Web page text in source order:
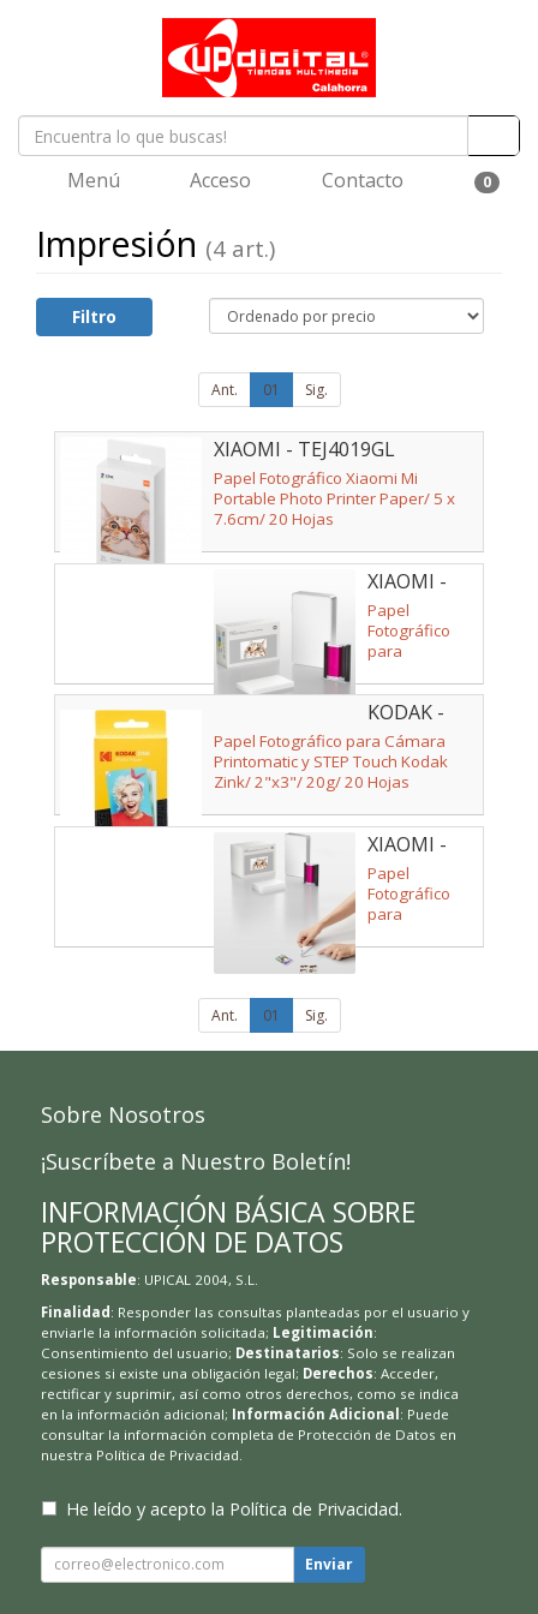
Menú Acceso Contacto 0
Impresión (4 art.)
Filtro
Ant. 01 Sig.
XIAOMI - TEJ4019GL
Papel Fotográfico Xiaomi Mi
Portable Photo Printer Paper/ 5 x
7.6cm/ 20 Hojas
XIAOMI -
BHR082NGL
Papel
Fotográfico
para
Xiaomi
Portable Dye-
Sublimation
Photo Paper/ 5
x 7.6cm/ 20
Hojas
KODAK -
RODO20
Papel Fotográfico para Cámara
Printomatic y STEP Touch Kodak
Zink/ 2"x3"/ 20g/ 20 Hojas
XIAOMI -
BHR082OGL
Papel
Fotográfico
para
Xiaomi
7.6cm/ 50
Ant. 01 Sig.
Sobre Nosotros
¡Suscríbete a Nuestro Boletín!
INFORMACIÓN BÁSICA SOBRE
PROTECCIÓN DE DATOS
Responsable: UPICAL 2004, S.L.
Finalidad : Responder las consultas planteadas por el usuario y
enviarle la información solicitada; Legitimación:
Consentimiento del usuario; Destinatarios: Solo se realizan
cesiones si existe una obligación legal; Derechos: Acceder,
rectificar y suprimir, así como otros derechos, como se indica
en la información adicional; Información Adicional : Puede
consultar la información completa de Protección de Datos en
nuestra Política de Privacidad
He leído y acepto la Política de Privacidad.
Enviar